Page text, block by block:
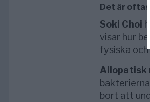
Det är
Soki Choi
visar hur
fysiska och
Allopatisk
bort att